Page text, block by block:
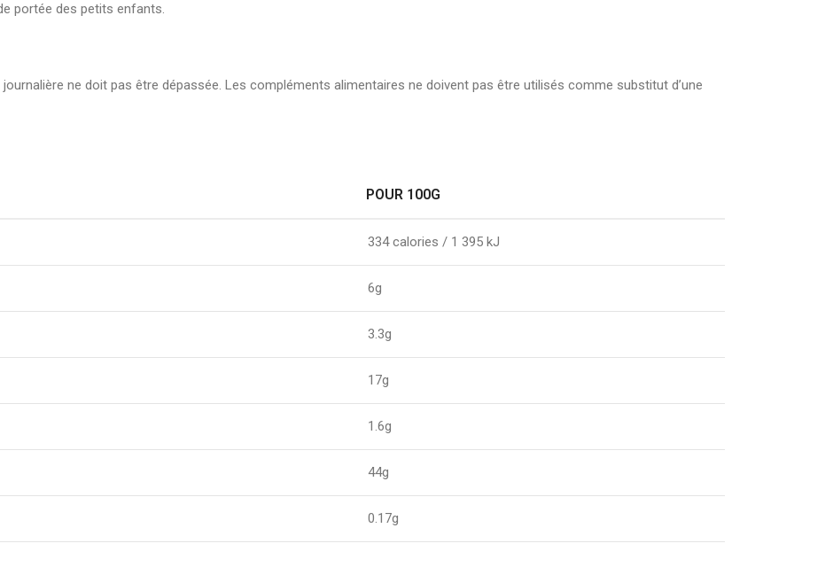
portée des petits enfants.
ne doit pas être dépassée. Les compléments alimentaires ne doivent pas être utilisés comme substitut d’une
POUR 100G
334 calories / 1 395 kJ
6g
3.3g
17g
1.6g
44g
0.17g